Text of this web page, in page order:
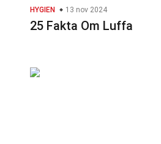
HYGIEN 13 nov 2024
25 Fakta Om Luffa